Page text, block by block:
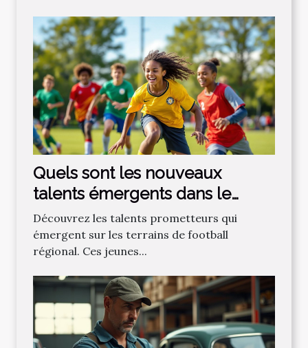
Quels sont les nouveaux
talents émergents dans le
football régional ?
Découvrez les talents prometteurs qui
émergent sur les terrains de football
régional. Ces jeunes...